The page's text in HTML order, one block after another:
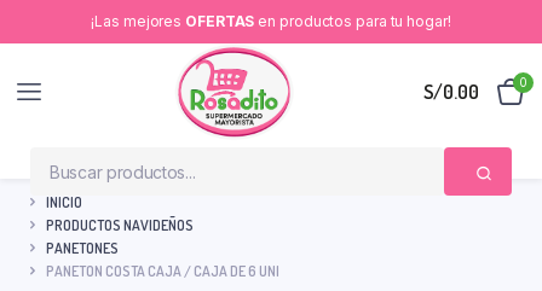
¡Las mejores OFERTAS en productos para tu hogar!
S/0.00 0
INICIO
PRODUCTOS NAVIDEÑOS
PANETONES
PANETON COSTA CAJA / CAJA DE 6 UNI